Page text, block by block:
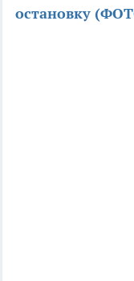
остановку